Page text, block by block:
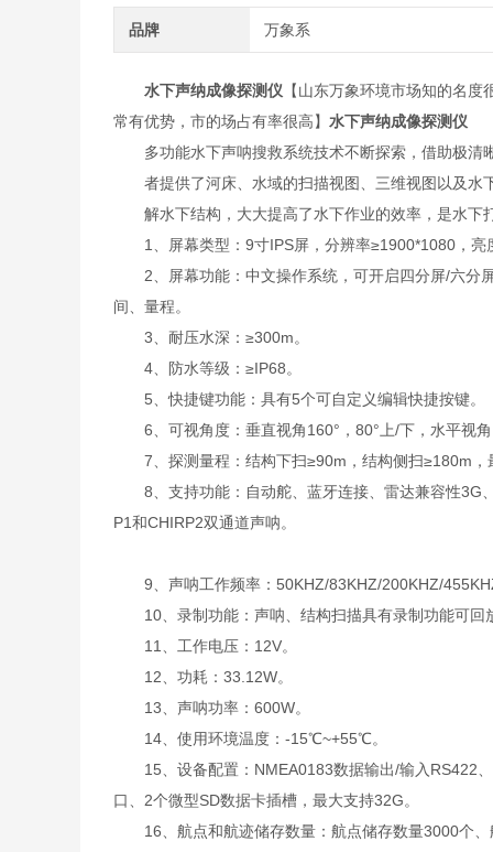
品牌 万象系
水下声纳成像探测仪【山东万象环境市场知的名度
常有优势，市的场占有率很高】 水下声纳成像探测仪
多功能水下声呐搜救系统技术不断探索，借助极清
者提供了河床、水域的扫描视图、三维视图以及水
解水下结构，大大提高了水下作业的效率，是水下
1、屏幕类型：9寸IPS屏，分辨率≥1900*1080，亮
2、屏幕功能：中文操作系统，可开启四分屏/六分屏
间、量程。
3、耐压水深：≥300m。
4、防水等级：≥IP68。
5、快捷键功能：具有5个可自定义编辑快捷按键。
6、可视角度：垂直视角160°，80°上/下，水平视角
7、探测量程：结构下扫≥90m，结构侧扫≥180m，
8、支持功能：自动舵、蓝牙连接、雷达兼容性3G、
P1和CHIRP2双通道声呐。
9、声呐工作频率：50KHZ/83KHZ/200KHZ/
10、录制功能：声呐、结构扫描具有录制功能可回
11、工作电压：12V。
12、功耗：33.12W。
13、声呐功率：600W。
14、使用环境温度：-15℃~+55℃。
15、设备配置：NMEA0183数据输出/输入RS422、
口、2个微型SD数据卡插槽，最大支持32G。
16、航点和航迹储存数量：航点储存数量3000个、